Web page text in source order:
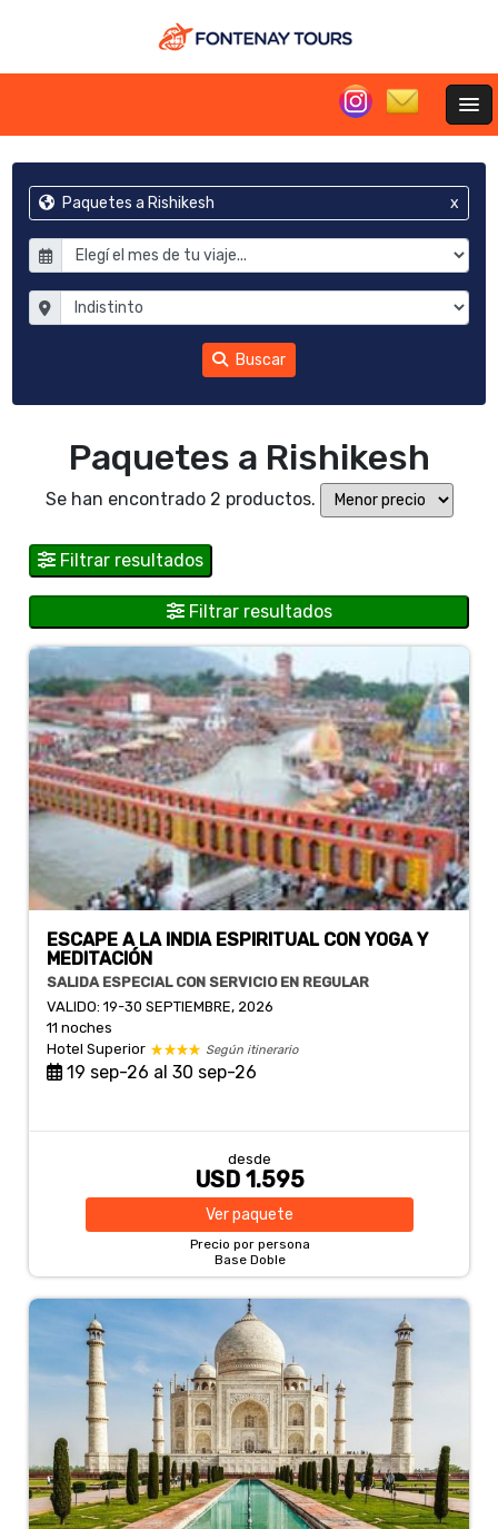
Paquetes a Rishikesh x
Buscar
Paquetes a Rishikesh
Se han encontrado 2 productos.
Filtrar resultados
Filtrar resultados
ESCAPE A LA INDIA ESPIRITUAL CON YOGA Y
MEDITACIÓN
SALIDA ESPECIAL CON SERVICIO EN REGULAR
VALIDO: 19-30 SEPTIEMBRE, 2026
11 noches
Hotel Superior
Según itinerario
19 sep-26 al 30 sep-26
desde
USD 1.595
Verpaquete
Precio por persona
Base Doble